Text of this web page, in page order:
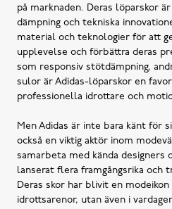
på marknaden. Deras löparskor
dämpning och tekniska
material och teknologier för att
upplevelse och förbättra deras
som responsiv stötdämpning,
sulor är Adidas-löparskor en
professionella idrottare och
Men Adidas är inte bara känt för
också en viktig aktör inom
samarbeta med kända designers
lanserat flera framgångsrika och
Deras skor har blivit en
idrottsarenor, utan även i